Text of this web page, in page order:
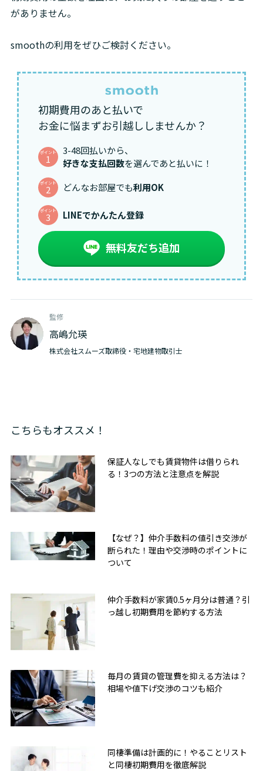
がありません。
smoothの利用をぜひご検討ください。
初期費用のあと払いで
お金に悩まずお引越ししませんか？
ポイント
1
3-48回払いから、
好きな支払回数を選んであと払いに！
ポイント
2 どんなお部屋でも利用OK
ポイント
3 LINEでかんたん登録
無料友だち追加
監修
高嶋允瑛
株式会社スムーズ取締役・宅地建物取引士
こちらもオススメ！
保証人なしでも賃貸物件は借りられ
る！3つの方法と注意点を解説
【なぜ？】仲介手数料の値引き交渉が
断られた！理由や交渉時のポイントに
ついて
仲介手数料が家賃0.5ヶ月分は普通？引
っ越し初期費用を節約する方法
毎月の賃貸の管理費を抑える方法は？
相場や値下げ交渉のコツも紹介
同棲準備は計画的に！やることリスト
と同棲初期費用を徹底解説
無料友だち追加